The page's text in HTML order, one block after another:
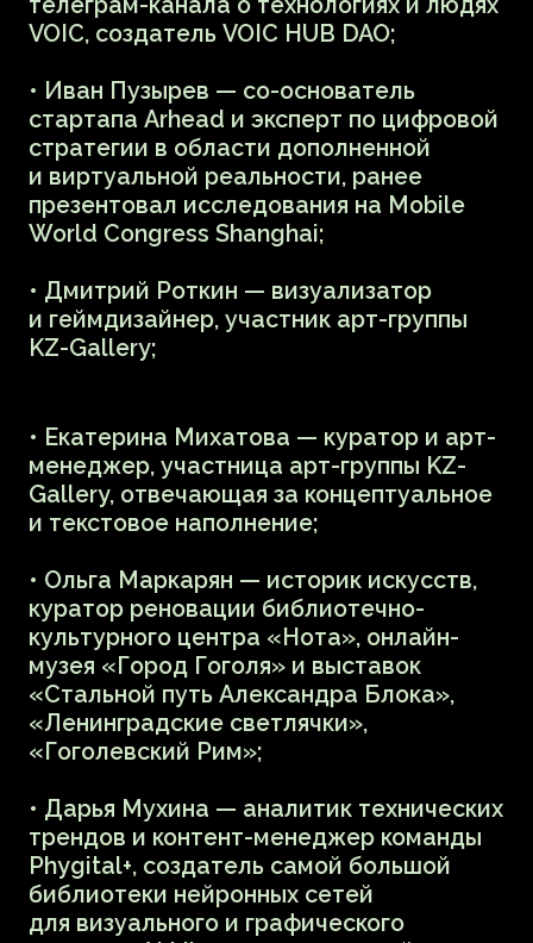
Алек Борисов — художник и философ,
родился в Томске, живет в Санкт-
Петербурге. Занимается компьютерной
графикой, фотографией, видеоартом,
сетевым искусством, а также шумовой
онтологией и криптокультурой. Алек
Борисов — автор проектов
<Крипто>Поэзия (cryptopoetry.eth.limo).
В Центре Курёхина Алек прочитает
лекцию о возможностях для художников
и галерей в интернете блокчейнов. Как
программировать арт-объекты? Где
проходят цифровые выставки и что
такое метавселенные? Как разобраться
с авторством и почему важно знать про
NFT? Алек Борисов даст разбор
нетипичных художественных стратегий
16 ноября 19:00
Лекция Татьяны Джуровой
О новых технологиях
в театре